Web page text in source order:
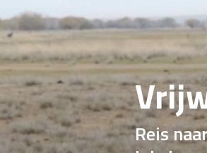
Reis